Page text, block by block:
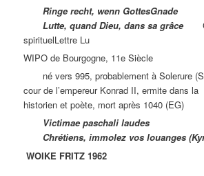
Ringe recht, wenn GottesGnade
Lutte, quand Dieu, dans sa grâce
spirituelLettre Lu
WIPO de Bourgogne, 11e Siècle
né vers 995, probablement à Solerure
cour de l’empereur Konrad II, ermite dans
historien et poète, mort après 1040 (EG)
Victimae paschali laudes
Chrétiens, immolez vos louanges
WOIKE FRITZ 1962